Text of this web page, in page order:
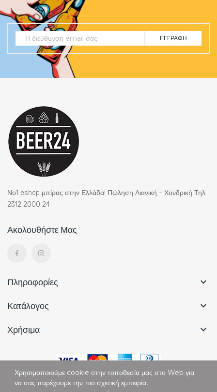
ΕΓΓΡΑΦΉ
Νο1 eshop μπίρας στην Ελλάδα! Πώληση Λιανική - Χονδρική Τηλ.
2312 2000 24
Ακολουθήστε Μας
Πληροφορίες 
Κατάλογος 
Χρήσιμα 
Χρησιμοποιούμε cookie στην τοποθεσία μας στο Web για
να σας παρέχουμε την πιο σχετική εμπειρία,